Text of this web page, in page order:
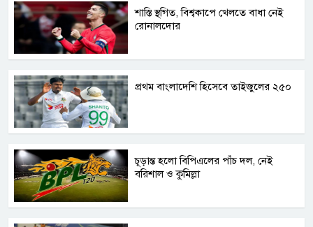
শাস্তি স্থগিত, বিশ্বকাপে খেলতে বাধা নেই
রোনালদোর
প্রথম বাংলাদেশি হিসেবে তাইজুলের ২৫০
চূড়ান্ত হলো বিপিএলের পাঁচ দল, নেই
বরিশাল ও কুমিল্লা